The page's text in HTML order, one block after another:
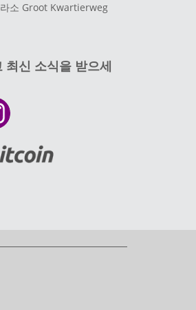
라소 Groot Kwartierweg
최신 소식을 받으세